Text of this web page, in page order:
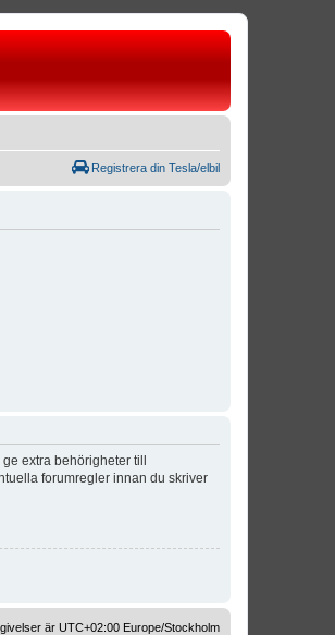
Registrera din Tesla/elbil
extra behörigheter till
forumregler innan du skriver
är UTC+02:00 Europe/Stockholm